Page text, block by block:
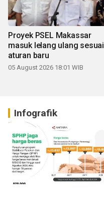
Proyek PSEL Makassar
masuk lelang ulang sesuai
aturan baru
05 August 2026 18:01 WIB
Infografik